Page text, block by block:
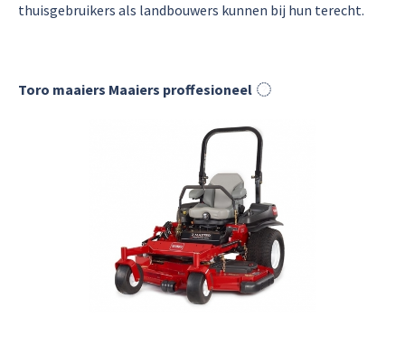
thuisgebruikers als landbouwers kunnen bij hun terecht.
Toro maaiers Maaiers proffesioneel